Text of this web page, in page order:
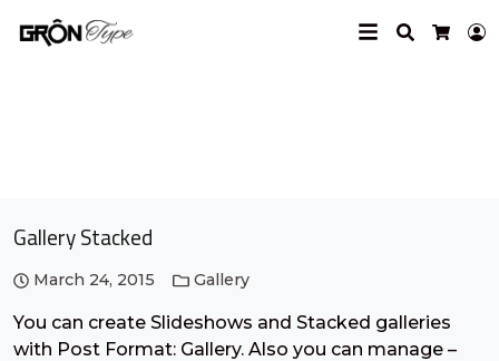
Search
Gallery Stacked
March 24, 2015 Gallery
You can create Slideshows and Stacked galleries
with Post Format: Gallery. Also you can manage –